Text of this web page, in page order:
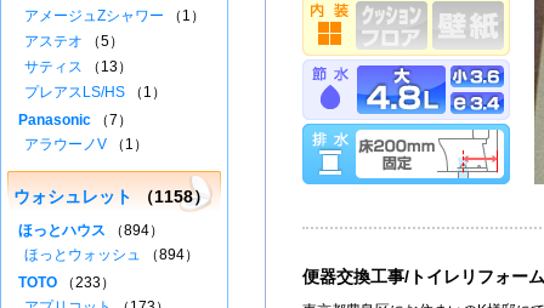
便器交換工事/トイレリフォーム
アメージュZシャワー （1）
アステオ （5）
サティス （13）
プレアスLS/HS （1）
Panasonic （7）
アラウーノV （1）
ウォシュレット （1158）
ほっとハウス （894）
ほっとウォッシュ （894）
TOTO （233）